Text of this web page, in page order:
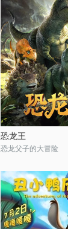
恐龙王
恐龙父子的大冒险